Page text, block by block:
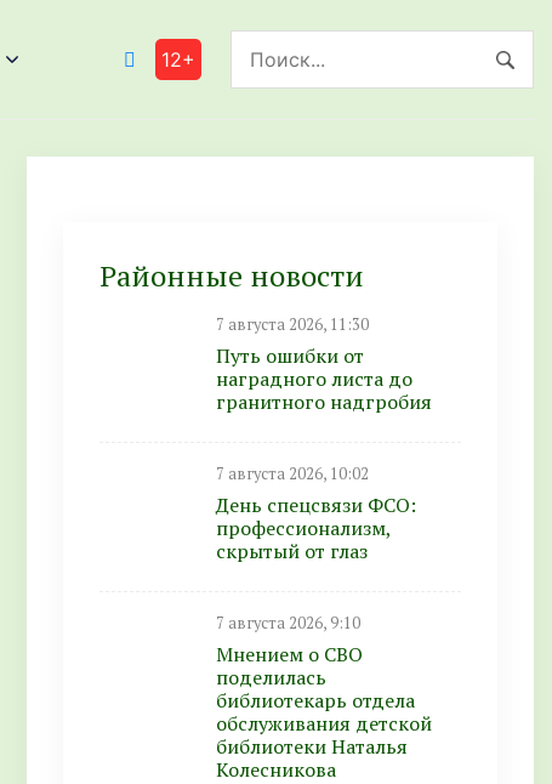
12+
Районные новости
7 августа 2026, 11:30
Путь ошибки от
наградного листа до
гранитного надгробия
7 августа 2026, 10:02
День спецсвязи ФСО:
профессионализм,
скрытый от глаз
7 августа 2026, 9:10
Мнением о СВО
поделилась
библиотекарь отдела
обслуживания детской
библиотеки Наталья
Колесникова